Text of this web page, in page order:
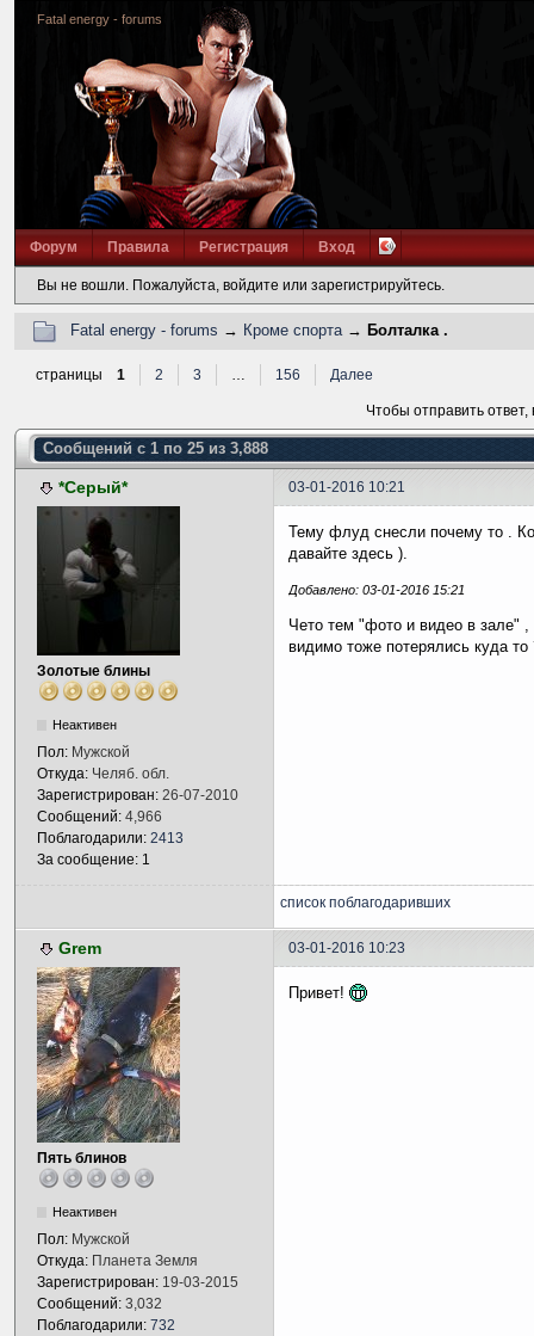
Fatal energy - forums
Форум Правила Регистрация Вход
Вы не вошли. Пожалуйста, войдите или зарегистрируйтесь.
Fatal energy - forums → Кроме спорта → Болталка .
страницы 1 2 3 … 156 Далее
Чтобы отправить
Сообщений с 1 по 25 из 3,888
*Серый* 03-01-2016 10:21
Золотые блины
Неактивен
Пол: Мужской
Откуда: Челяб. обл.
Зарегистрирован: 26-07-2010
Сообщений: 4,966
Поблагодарили: 2413
За сообщение: 1
Тему флуд снесли почему то .
давайте здесь ).
Добавлено: 03-01-2016 15:21
Чето тем "фото и видео в зале"
видимо тоже потерялись куда то
список поблагодаривших
Grem 03-01-2016 10:23
Пять блинов
Неактивен
Пол: Мужской
Откуда: Планета Земля
Зарегистрирован: 19-03-2015
Сообщений: 3,032
Поблагодарили: 732
Привет!